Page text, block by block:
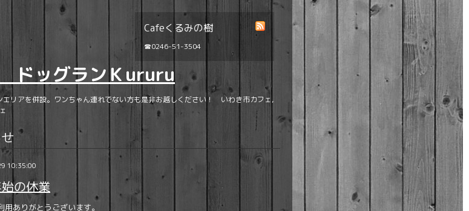
Cafeくるみの樹
☎0246-51-3504
ッグランＫururu
リアを併設。ワンちゃん連れでない方も是非お越しください！ いわき市カフェ,
10:35:00
の休業
用ありがとうございます。